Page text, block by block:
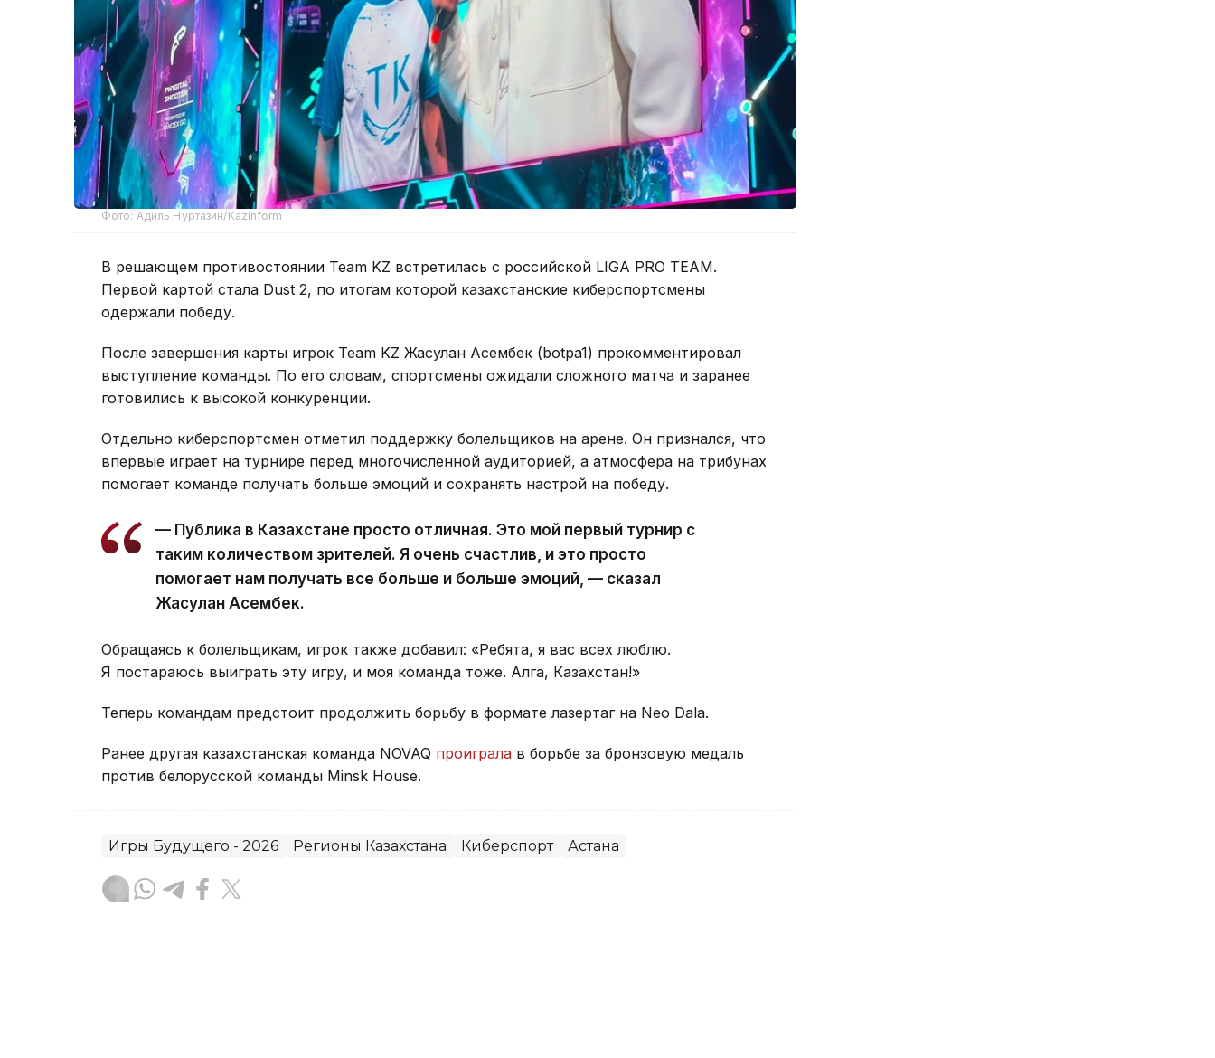
Фото: Адиль Нуртазин/Kazinform
В решающем противостоянии Team KZ встретилась с российской LIGA PRO TEAM.
Первой картой стала Dust 2, по итогам которой казахстанские киберспортсмены
одержали победу.
После завершения карты игрок Team KZ Жасулан Асембек (botpa1) прокомментировал
выступление команды. По его словам, спортсмены ожидали сложного матча и заранее
готовились к высокой конкуренции.
Отдельно киберспортсмен отметил поддержку болельщиков на арене. Он признался, что
впервые играет на турнире перед многочисленной аудиторией, а атмосфера на трибунах
помогает команде получать больше эмоций и сохранять настрой на победу.
— Публика в Казахстане просто отличная. Это мой первый турнир с
таким количеством зрителей. Я очень счастлив, и это просто
помогает нам получать все больше и больше эмоций, — сказал
Жасулан Асембек.
Обращаясь к болельщикам, игрок также добавил: «Ребята, я вас всех люблю.
Я постараюсь выиграть эту игру, и моя команда тоже. Алга, Казахстан!»
Теперь командам предстоит продолжить борьбу в формате лазертаг на Neo Dala.
Ранее другая казахстанская команда NOVAQ проиграла в борьбе за бронзовую медаль
против белорусской команды Minsk House.
Игры Будущего - 2026 Регионы Казахстана Киберспорт Астана